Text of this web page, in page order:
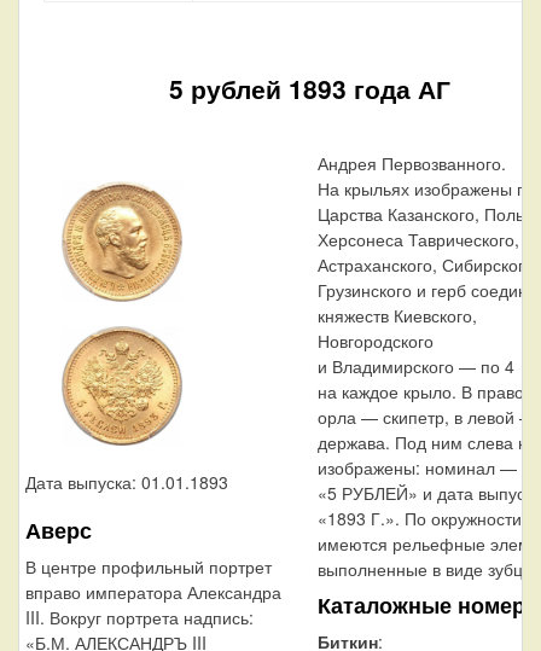
5 рублей 1893 года АГ
Дата выпуска: 01.01.1893
Аверс
В центре профильный портрет
вправо императора Александра
III. Вокруг портрета надпись:
«Б.М. АЛЕКСАНДРЪ III
Андрея Первозванного.
На крыльях изображены
Царства Казанского,
Херсонеса Таврического,
Астраханского, Сибирского,
Грузинского и герб
княжеств Киевского,
Новгородского
и Владимирского — по 4
на каждое крыло. В правой
орла — скипетр, в левой —
держава. Под ним слева
изображены: номинал —
«5 РУБЛЕЙ» и дата выпуска
«1893 Г.». По окружности
имеются рельефные
выполненные в виде
Каталожные номера
Биткин: